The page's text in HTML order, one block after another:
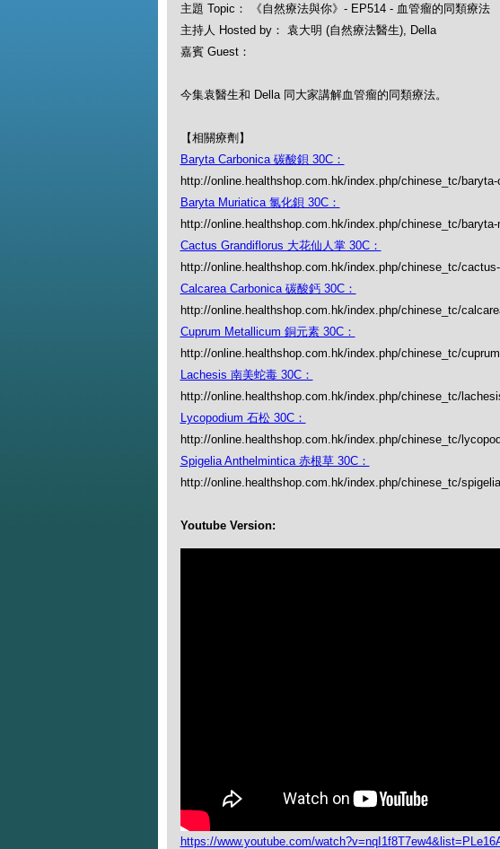
主題 Topic： 《自然療法與你》- EP514 - 血管瘤的同類療法
主持人 Hosted by： 袁大明 (自然療法醫生), Della
嘉賓 Guest：
今集袁醫生和 Della 同大家講解血管瘤的同類療法。
【相關療劑】
Baryta Carbonica 碳酸鋇 30C：
http://online.healthshop.com.hk/index.php/chinese_tc/baryta-
Baryta Muriatica 氯化鋇 30C：
http://online.healthshop.com.hk/index.php/chinese_tc/baryta-
Cactus Grandiflorus 大花仙人掌 30C：
http://online.healthshop.com.hk/index.php/chinese_tc/
Calcarea Carbonica 碳酸鈣 30C：
http://online.healthshop.com.hk/index.php/chinese_tc/
Cuprum Metallicum 銅元素 30C：
http://online.healthshop.com.hk/index.php/chinese_tc/
Lachesis 南美蛇毒 30C：
http://online.healthshop.com.hk/index.php/chinese_tc/
Lycopodium 石松 30C：
http://online.healthshop.com.hk/index.php/chinese_tc/
Spigelia Anthelmintica 赤根草 30C：
http://online.healthshop.com.hk/index.php/chinese_tc/
Youtube Version:
https://www.youtube.com/